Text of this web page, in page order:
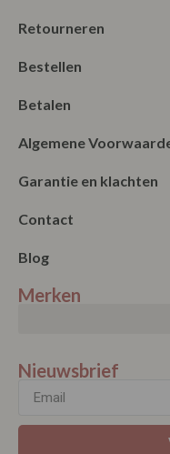
Retourneren
Bestellen
Betalen
Algemene
Garantie en klachten
Contact
Blog
Merken
Nieuwsbrief